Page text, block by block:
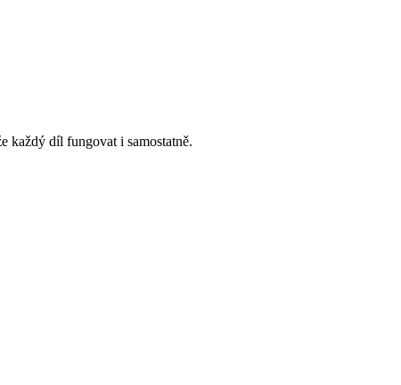
každý díl fungovat i samostatně.